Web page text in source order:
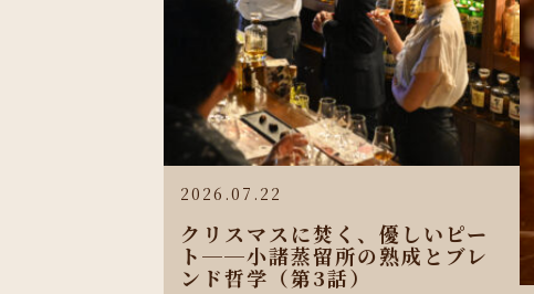
2026.07.22
クリスマスに焚く、優しいピー
ト──小諸蒸留所の熟成とブレ
ンド哲学（第3話）